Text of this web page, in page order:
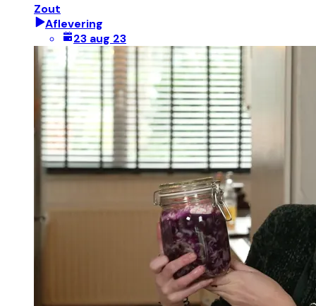
Zout
Aflevering
23 aug 23